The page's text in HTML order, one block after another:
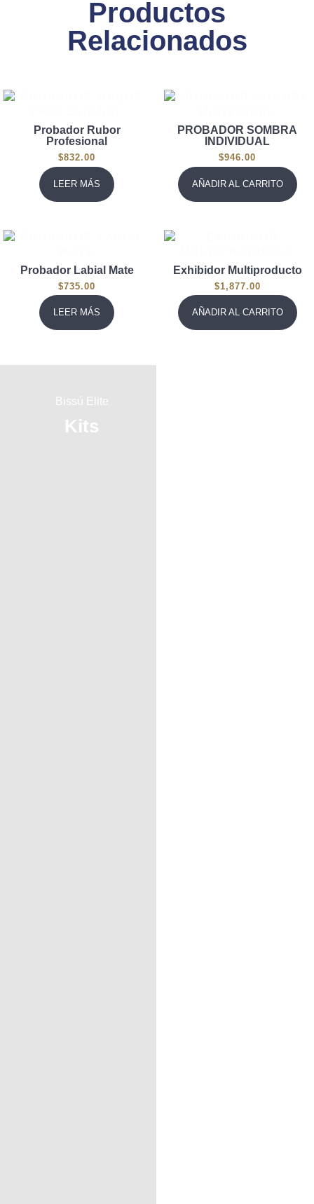
Productos
Relacionados
Probador Rubor
Profesional
$832.00
LEER MÁS
PROBADOR SOMBRA
INDIVIDUAL
$946.00
AÑADIR AL CARRITO
Probador Labial Mate
$735.00
LEER MÁS
Exhibidor Multiproducto
$1,877.00
AÑADIR AL CARRITO
Bissú Elite
Kits